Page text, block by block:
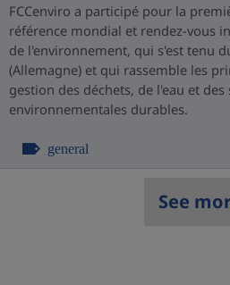
FCCenviro a participé pour la
référence mondial et rendez-vous
de l'environnement, qui s'est tenu
(Allemagne) et qui rassemble les
gestion des déchets, de l'eau et
environnementales durables.
general
See